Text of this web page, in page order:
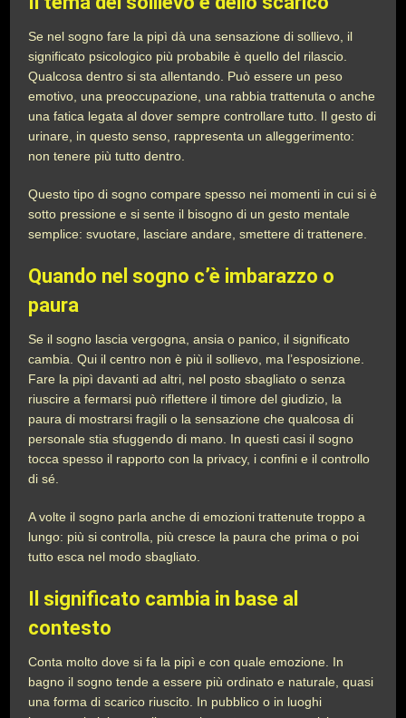
Se nel sogno fare la pipì dà una sensazione di sollievo, il
significato psicologico più probabile è quello del rilascio.
Qualcosa dentro si sta allentando. Può essere un peso
emotivo, una preoccupazione, una rabbia trattenuta o anche
una fatica legata al dover sempre controllare tutto. Il gesto di
urinare, in questo senso, rappresenta un alleggerimento:
non tenere più tutto dentro.
Questo tipo di sogno compare spesso nei momenti in cui si è
sotto pressione e si sente il bisogno di un gesto mentale
semplice: svuotare, lasciare andare, smettere di trattenere.
Quando nel sogno c’è imbarazzo o
paura
Se il sogno lascia vergogna, ansia o panico, il significato
cambia. Qui il centro non è più il sollievo, ma l’esposizione.
Fare la pipì davanti ad altri, nel posto sbagliato o senza
riuscire a fermarsi può riflettere il timore del giudizio, la
paura di mostrarsi fragili o la sensazione che qualcosa di
personale stia sfuggendo di mano. In questi casi il sogno
tocca spesso il rapporto con la privacy, i confini e il controllo
di sé.
A volte il sogno parla anche di emozioni trattenute troppo a
lungo: più si controlla, più cresce la paura che prima o poi
tutto esca nel modo sbagliato.
Il significato cambia in base al
contesto
Conta molto dove si fa la pipì e con quale emozione. In
bagno il sogno tende a essere più ordinato e naturale, quasi
una forma di scarico riuscito. In pubblico o in luoghi